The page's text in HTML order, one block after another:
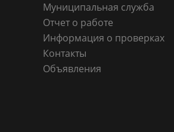
Муниципальная служба
Отчет о работе
Информация о проверках
Контакты
Объявления